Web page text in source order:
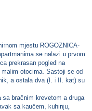
mjestu ROGOZNICA-
se nalazi u prvom
prekrasan pogled na
otocima. Sastoji se od
a ostala dva (I. i II. kat) su
sa bračnim krevetom a druga
sa kaučem, kuhinju,